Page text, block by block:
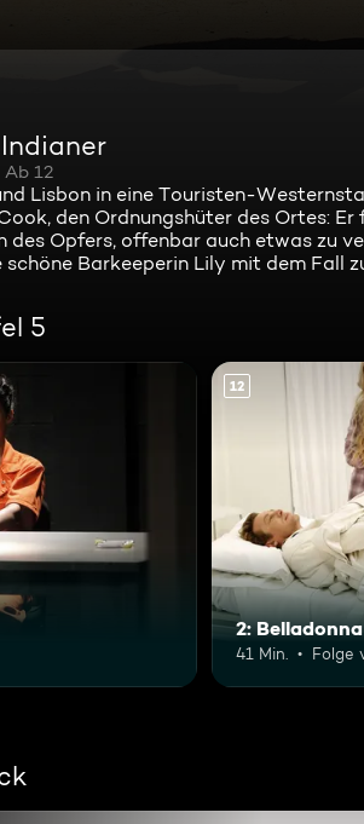
Ab 12
Lisbon in eine Touristen-
den Ordnungshüter des Ortes:
des Opfers, offenbar auch etwas zu
Barkeeperin Lily mit dem Fall
5
12
2: Belladonna
41 Min. Folge